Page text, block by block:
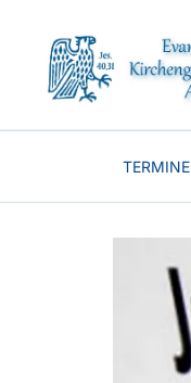
TERMINE